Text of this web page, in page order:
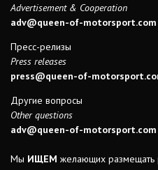
Advertisement & Cooperation
adv@queen-of-motorsport.com
Пресс-релизы
Press releases
press@queen-of-
Другие вопросы
Other questions
adv@queen-of-motorsport.com
Мы ИЩЕМ желающих размещать